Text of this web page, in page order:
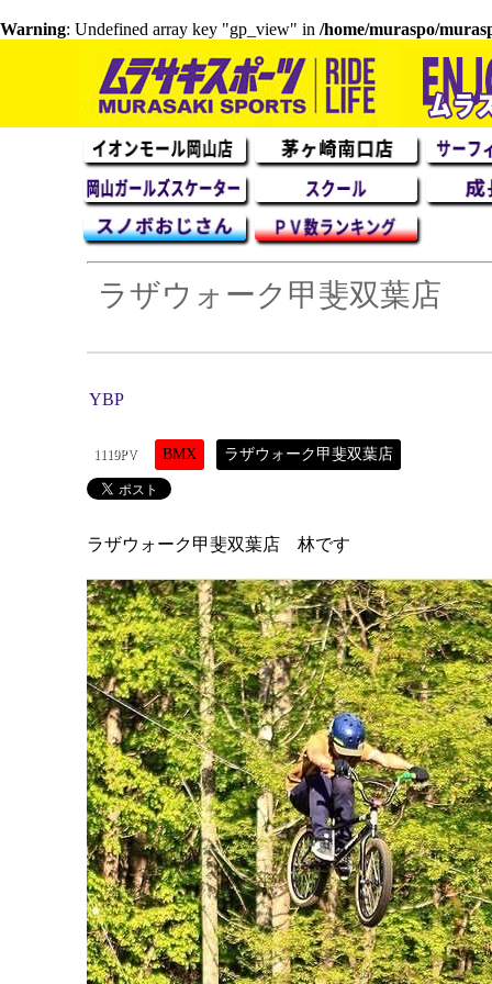
Warning: Undefined array key "gp_view" in /home/muraspo/
ラザウォーク甲斐双葉店
YBP
1119PV BMX ラザウォーク甲斐双葉店
ラザウォーク甲斐双葉店 林です